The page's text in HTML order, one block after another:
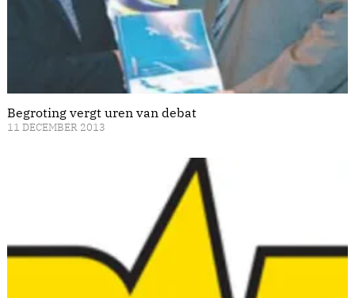
Begroting vergt uren van debat
11 DECEMBER 2013